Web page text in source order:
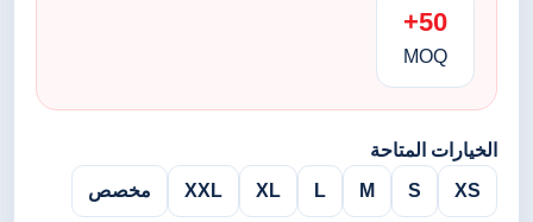
50+
MOQ
الخيارات المتاحة
XS
S
M
L
XL
XXL مخصص